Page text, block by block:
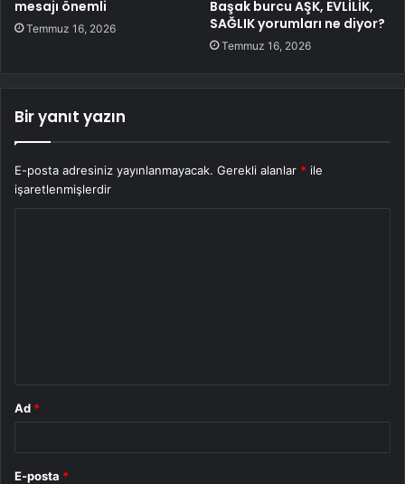
mesajı önemli
Temmuz 16, 2026
Başak burcu AŞK, EVLİLİK,
SAĞLIK yorumları ne diyor?
Temmuz 16, 2026
Bir yanıt yazın
E-posta adresiniz yayınlanmayacak. Gerekli alanlar * ile
işaretlenmişlerdir
Ad *
E-posta *